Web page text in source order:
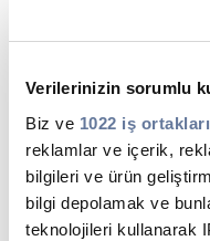
Verilerinizin sorumlu
Biz ve 1022 iş
reklamlar ve içerik,
bilgileri ve ürün
bilgi depolamak ve
teknolojileri kullanarak